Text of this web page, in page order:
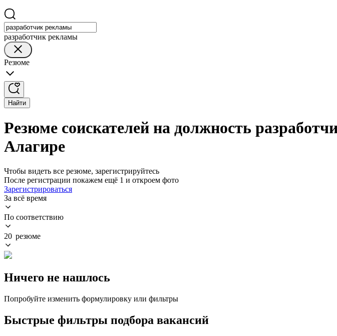
разработчик рекламы
Резюме
Найти
Резюме соискателей на должность
Алагире
Чтобы видеть все резюме, зарегистрируйтесь
После регистрации покажем ещё 1 и откроем фото
Зарегистрироваться
За всё время
По соответствию
20 резюме
Ничего не нашлось
Попробуйте изменить формулировку или фильтры
Быстрые фильтры подбора вакансий